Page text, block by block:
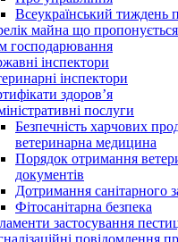
Всеукраїнський тиждень
майна що
господарювання
інспектори
інспектори
здоров’я
послуги
Безпечність харчових
ветеринарна медицина
Порядок отримання
документів
Дотримання санітарного
Фітосанітарна безпека
застосування
повідомлення